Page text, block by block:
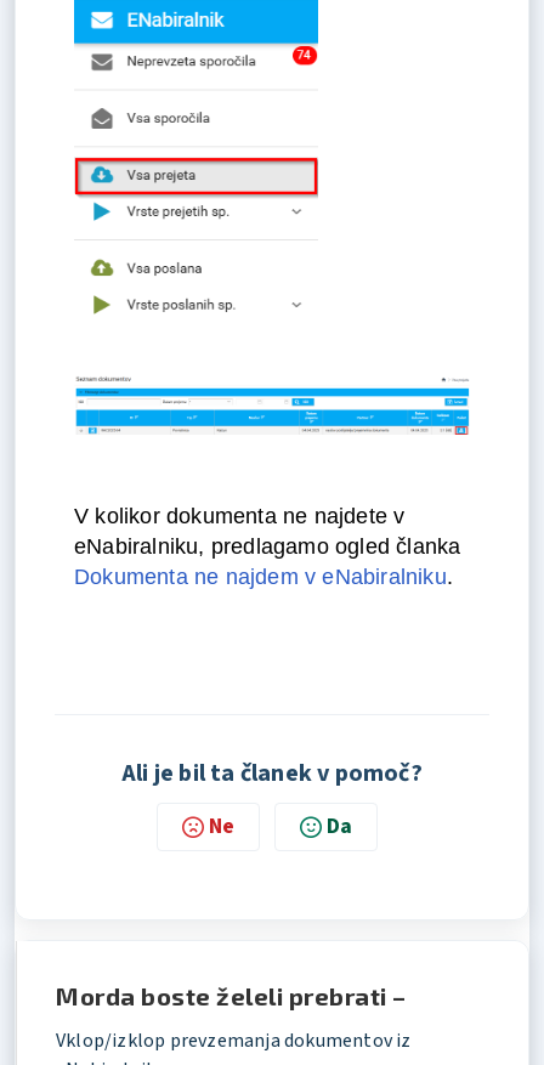
V kolikor dokumenta ne najdete v
eNabiralniku, predlagamo ogled članka
Dokumenta ne najdem v eNabiralniku.
Ali je bil ta članek v pomoč?
Ne Da
Morda boste želeli prebrati –
Vklop/izklop prevzemanja dokumentov iz